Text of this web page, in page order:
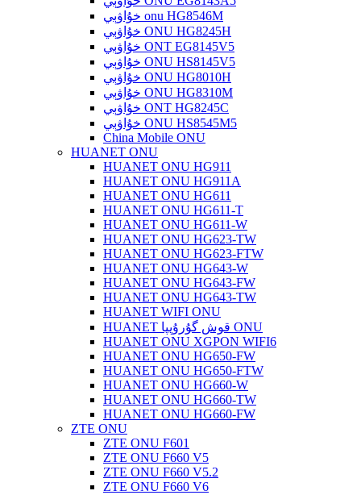
خۇاۋېي onu HG8546M
خۇاۋېي ONU HG8245H
خۇاۋېي ONT EG8145V5
خۇاۋېي ONU HS8145V5
خۇاۋېي ONU HG8010H
خۇاۋېي ONU HG8310M
خۇاۋېي ONT HG8245C
خۇاۋېي ONU HS8545M5
China Mobile ONU
HUANET ONU
HUANET ONU HG911
HUANET ONU HG911A
HUANET ONU HG611
HUANET ONU HG611-T
HUANET ONU HG611-W
HUANET ONU HG623-TW
HUANET ONU HG623-FTW
HUANET ONU HG643-W
HUANET ONU HG643-FW
HUANET ONU HG643-TW
HUANET WIFI ONU
HUANET قوش گۇرۇپپا ONU
HUANET ONU XGPON WIFI6
HUANET ONU HG650-FW
HUANET ONU HG650-FTW
HUANET ONU HG660-W
HUANET ONU HG660-TW
HUANET ONU HG660-FW
ZTE ONU
ZTE ONU F601
ZTE ONU F660 V5
ZTE ONU F660 V5.2
ZTE ONU F660 V6